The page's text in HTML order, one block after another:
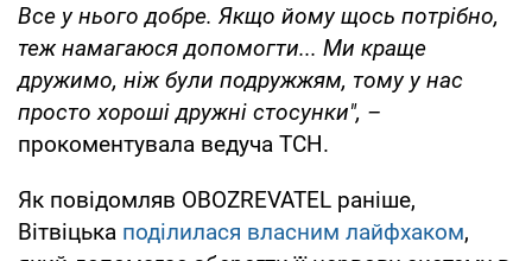
Все у нього добре. Якщо йому щось потрібно,
теж намагаюся допомогти... Ми краще
дружимо, ніж були подружжям, тому у нас
просто хороші дружні стосунки", –
прокоментувала ведуча ТСН.
Як повідомляв OBOZREVATEL раніше,
Вітвіцька поділилася власним лайфхаком,